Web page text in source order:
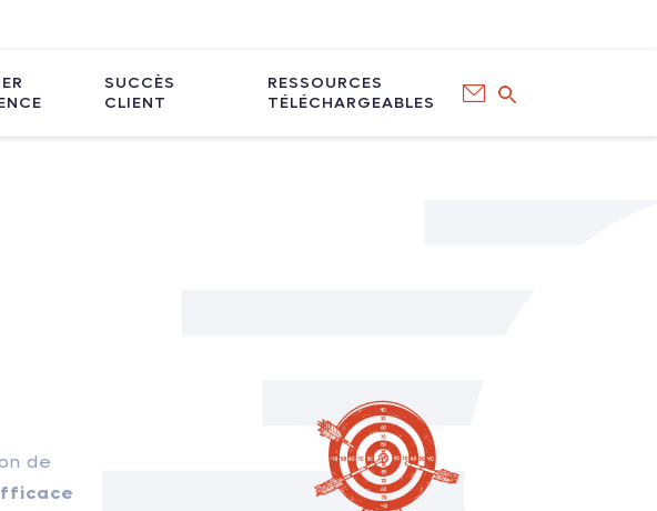
SUCCÈS
CLIENT
RESSOURCES
TÉLÉCHARGEABLES
de